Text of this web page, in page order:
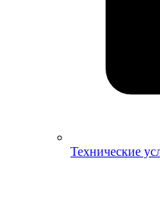
Технические